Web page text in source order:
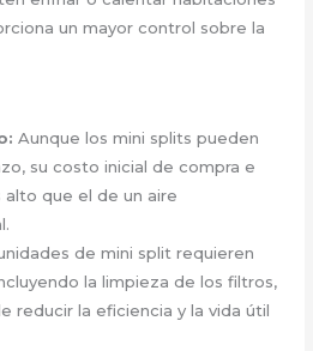
un mayor control sobre la
: Aunque los mini splits pueden
su costo inicial de compra e
alto que el de un aire
de mini split requieren
la limpieza de los filtros,
reducir la eficiencia y la vida útil